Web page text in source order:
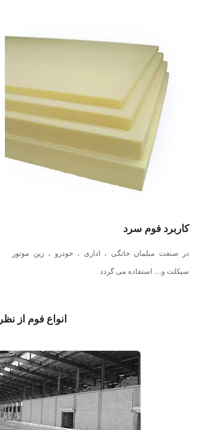
کاربرد فوم سرد
در صنعت مبلمان خانگی ، اداری ، خودرو ، زین موتور
سیکلت و… استفاده می گردد
انواع فوم از